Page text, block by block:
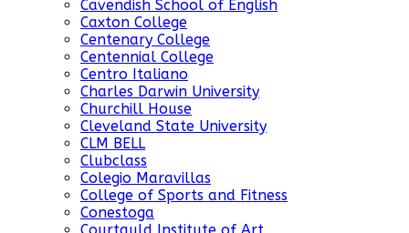
Cavendish School of English
Caxton College
Centenary College
Centennial College
Centro Italiano
Charles Darwin University
Churchill House
Cleveland State University
CLM BELL
Clubclass
Colegio Maravillas
College of Sports and Fitness
Conestoga